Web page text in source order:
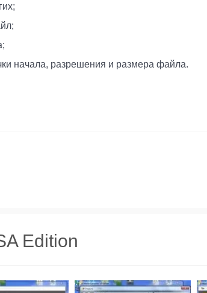
начала, разрешения и размера файла.
Edition